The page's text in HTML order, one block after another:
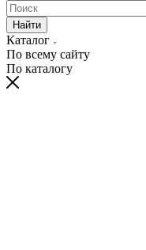
Найти
Каталог
По всему сайту
По каталогу